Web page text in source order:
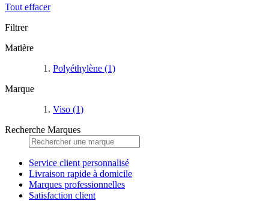
Tout effacer
Filtrer
Matière
Polyéthylène (1)
Marque
Viso (1)
Recherche Marques
Service client personnalisé
Livraison rapide à domicile
Marques professionnelles
Satisfaction client